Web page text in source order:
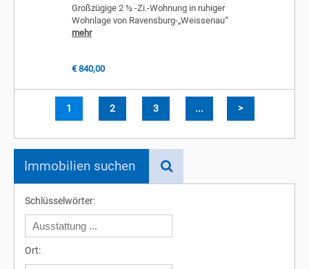
Großzügige 2 ½ -Zi.-Wohnung in ruhiger
Wohnlage von Ravensburg-„Weissenau“
mehr
€ 840,00
1 2 3 ... >
Immobilien suchen
Schlüsselwörter:
Ort: